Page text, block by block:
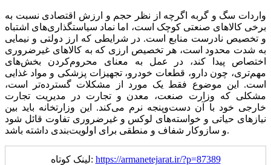
واردات سگ و گربه اگرچه از نظر حجم و ارزش اقتصادی نسبت به
برخی کالا‌های صنعتی کوچک است، اما نماد سیاستگذاری‌های اشتباه
و تخصیص نادرست منابع است. در شرایطی که ارز دولتی و نیمایی
به شدت محدود است، هر تخصیص ارزی که به کالا‌های غیرضروری
اختصاص پیدا کند، در عمل به معنای محروم‌کردن بخش‌های
مهم‌تری، چون دارو، قطعات خودرو، تجهیزات پزشکی و مواد غذایی
است. این موضوع فقط یک مورد از مشکلات گسترده‌تر است،
مشکلی که وزارت صنعت، معدن و تجارت در مدیریت تجارت
خارجی خود با آن دست‌و‌پنجه نرم می‌کند. این وزارتخانه باید بین
نیاز‌های حیاتی و خواسته‌های لوکس و غیرضروری تفاوت قائل شود
و سازوکار شفاف و منطقی برای اولویت‌بندی داشته باشد.
لینک کوتاه: https://armanetejarat.ir/?p=87389